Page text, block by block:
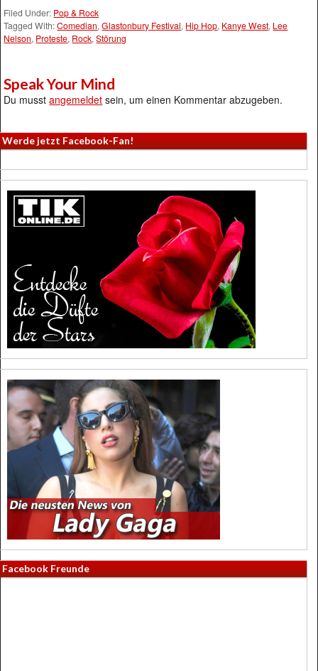
Filed Under: Pop & Rock
Tagged With:Comedian,Glastonbury Festival, Hip Hop, Kanye West, Lee
Nelson, Proteste, Rock,Störung
Speak Your Mind
Du musstangemeldet sein, um einen Kommentar abzugeben.
Werde jetzt Facebook-Fan!
Facebook Freunde